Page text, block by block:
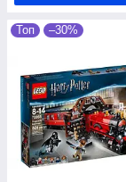
Топ –30%